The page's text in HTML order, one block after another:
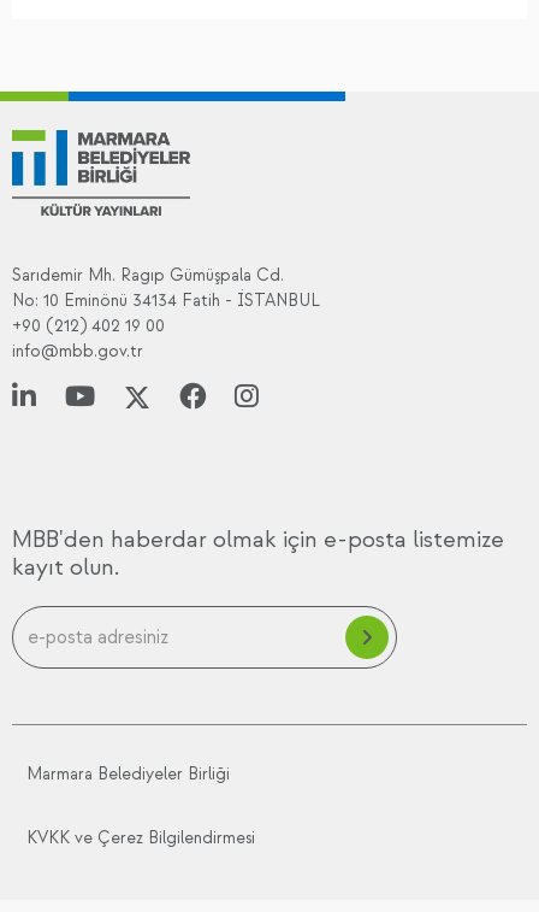
Sarıdemir Mh. Ragıp Gümüşpala Cd.
No: 10 Eminönü 34134 Fatih - İSTANBUL
+90 (212) 402 19 00
info@mbb.gov.tr
MBB'den haberdar olmak için e-posta listemize
kayıt olun.
Marmara Belediyeler Birliği
KVKK ve Çerez Bilgilendirmesi